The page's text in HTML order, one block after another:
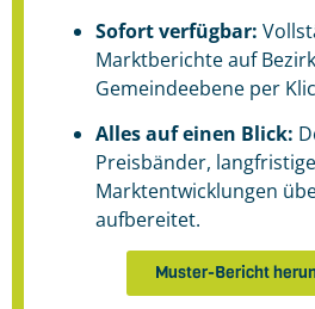
Sofort verfügbar:
Marktberichte auf
Gemeindeebene per
Alles auf einen Blick:
Preisbänder, langfristige
Marktentwicklungen
aufbereitet.
Muster-Bericht